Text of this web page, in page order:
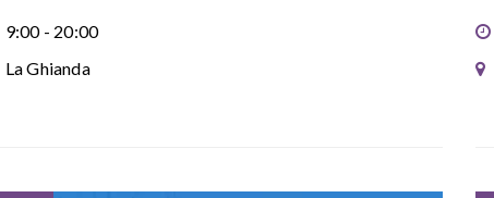
9:00 - 20:00
La Ghianda